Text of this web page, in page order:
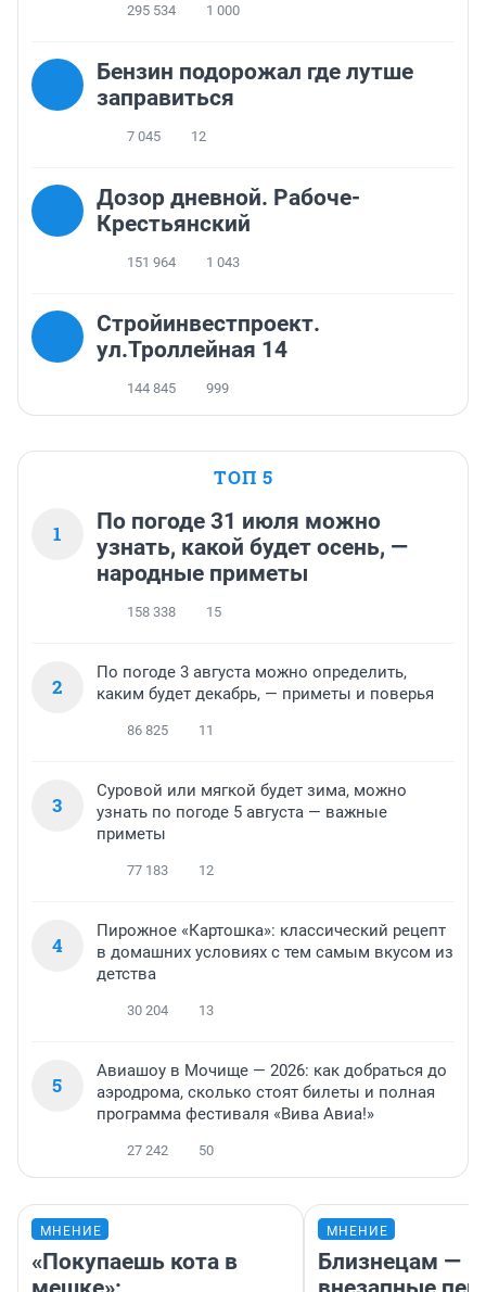
295 534 1 000
Бензин подорожал где лутше
заправиться
7 045 12
Дозор дневной. Рабоче-
Крестьянский
151 964 1 043
Стройинвестпроект.
ул.Троллейная 14
144 845 999
ТОП 5
1
По погоде 31 июля можно
узнать, какой будет осень, —
народные приметы
158 338 15
2
По погоде 3 августа можно определить,
каким будет декабрь, — приметы и поверья
86 825 11
3
Суровой или мягкой будет зима, можно
узнать по погоде 5 августа — важные
приметы
77 183 12
4
Пирожное «Картошка»: классический рецепт
в домашних условиях с тем самым вкусом из
детства
30 204 13
5
Авиашоу в Мочище — 2026: как добраться до
аэродрома, сколько стоят билеты и полная
программа фестиваля «Вива Авиа!»
27 242 50
МНЕНИЕ
«Покупаешь кота в
МНЕНИЕ
Близнецам —